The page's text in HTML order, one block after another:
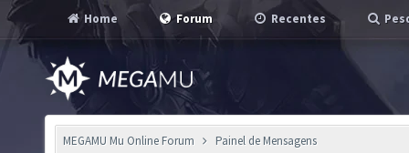
Home Forum Recentes
MEGAMU Mu Online Forum Painel de Mensagens